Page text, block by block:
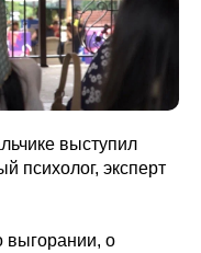
выступил
психолог, эксперт
выгорании, о